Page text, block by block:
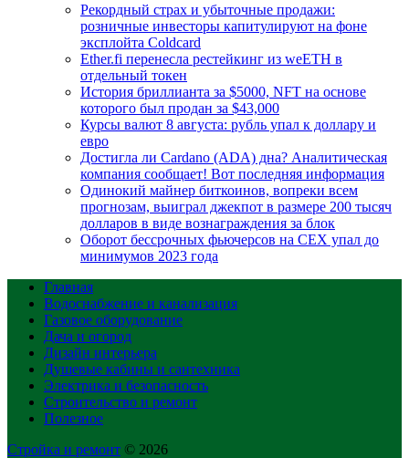
Рекордный страх и убыточные продажи:
розничные инвесторы капитулируют на фоне
эксплойта Coldcard
Ether.fi перенесла рестейкинг из weETH в
отдельный токен
История бриллианта за $5000, NFT на основе
которого был продан за $43,000
Курсы валют 8 августа: рубль упал к доллару и
евро
Достигла ли Cardano (ADA) дна? Аналитическая
компания сообщает! Вот последняя информация
Одинокий майнер биткоинов, вопреки всем
прогнозам, выиграл джекпот в размере 200 тысяч
долларов в виде вознаграждения за блок
Оборот бессрочных фьючерсов на CEX упал до
минимумов 2023 года
Главная
Водоснабжение и канализация
Газовое оборудование
Дача и огород
Дизайн интерьера
Душевые кабины и сантехника
Электрика и безопасность
Строительство и ремонт
Полезное
Стройка и ремонт © 2026